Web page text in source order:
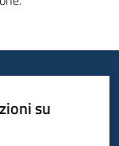
su